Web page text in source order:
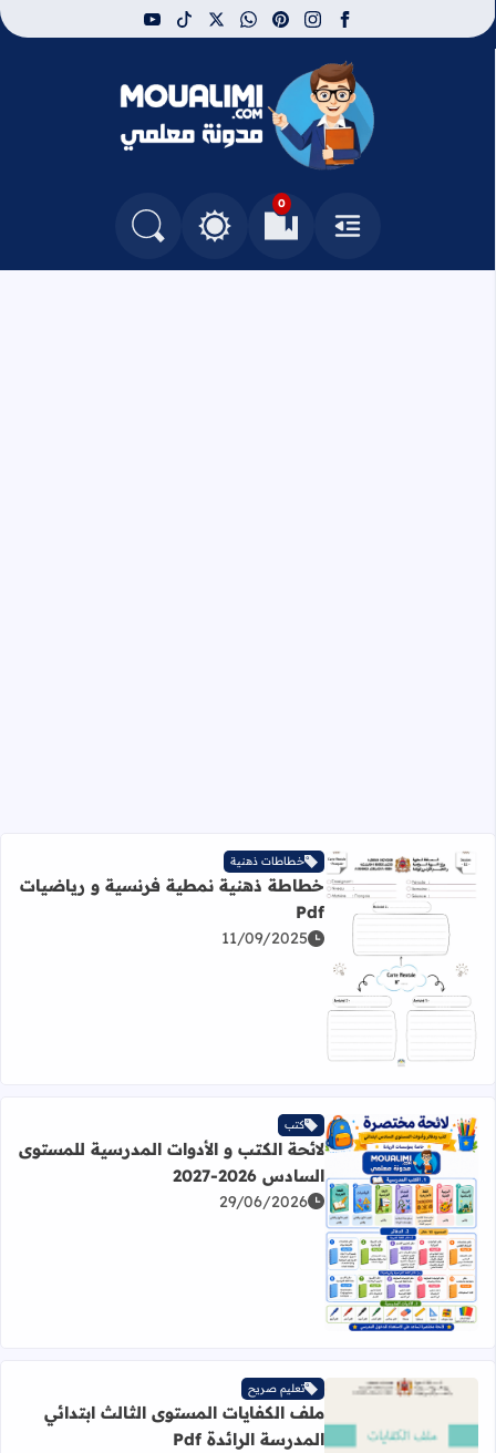
facebook
instagram
pinterest
whatsapp
x
tiktok
youtube
مدونة معلمي
القائمة
0
العلامات المرجعيةالتغيير بين الوضع النهاري والداكن
البحث في المدونة
اقرأ المزيد عن خطاطة ذهنية نمطية فرنسية و رياضيات Pdf
خطاطات ذهنية
خطاطة ذهنية نمطية فرنسية و رياضيات
Pdf
11/09/2025
اقرأ المزيد عن لائحة الكتب و الأدوات المدرسية للمستوى السادس
كتب
لائحة الكتب و الأدوات المدرسية للمستوى
السادس 2026-2027
29/06/2026
تعليم صريح
ملف الكفايات المستوى الثالث ابتدائي
المدرسة الرائدة Pdf